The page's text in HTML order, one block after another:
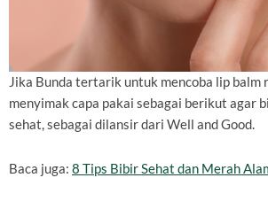
Jika Bunda tertarik untuk mencoba lip balm
menyimak capa pakai sebagai berikut agar
sehat, sebagai dilansir dari Well and Good.
Baca juga: 8 Tips Bibir Sehat dan Merah